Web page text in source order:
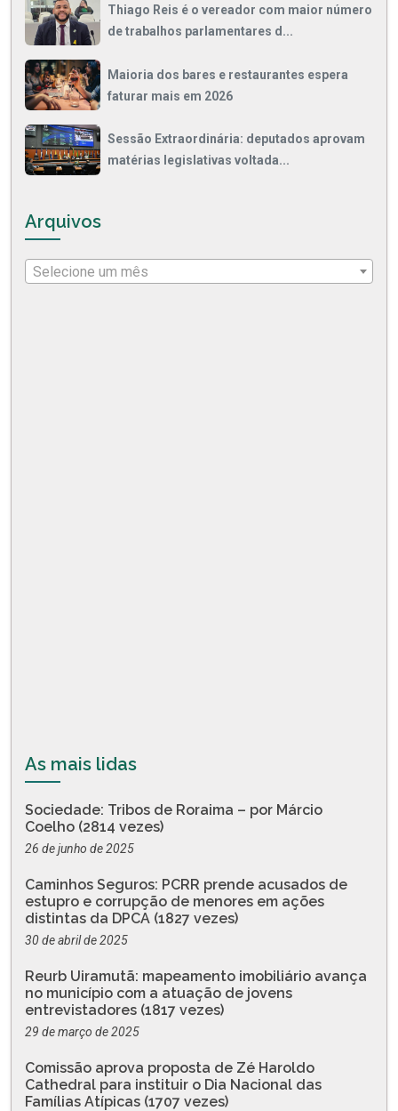
Thiago Reis é o vereador com maior número
de trabalhos parlamentares d...
Maioria dos bares e restaurantes espera
faturar mais em 2026
Sessão Extraordinária: deputados aprovam
matérias legislativas voltada...
Arquivos
Selecione um mês
As mais lidas
Sociedade: Tribos de Roraima – por Márcio
Coelho (2814 vezes)
26 de junho de 2025
Caminhos Seguros: PCRR prende acusados de
estupro e corrupção de menores em ações
distintas da DPCA (1827 vezes)
30 de abril de 2025
Reurb Uiramutã: mapeamento imobiliário avança
no município com a atuação de jovens
entrevistadores (1817 vezes)
29 de março de 2025
Comissão aprova proposta de Zé Haroldo
Cathedral para instituir o Dia Nacional das
Famílias Atípicas (1707 vezes)